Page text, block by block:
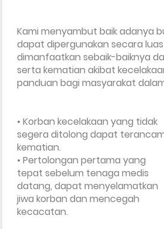
Kami menyambut baik adanya
dapat dipergunakan secara
dimanfaatkan sebaik-baiknya
serta kematian akibat
panduan bagi masyarakat
• Korban kecelakaan yang tidak
segera ditolong dapat
kematian.
• Pertolongan pertama yang
tepat sebelum tenaga medis
datang, dapat menyelamatkan
jiwa korban dan mencegah
kecacatan.